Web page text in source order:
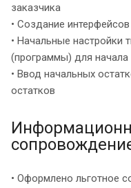
заказчика
• Создание
• Начальные настройки
(программы) для начала
• Ввод начальных
остатков
• Оформлено льготное